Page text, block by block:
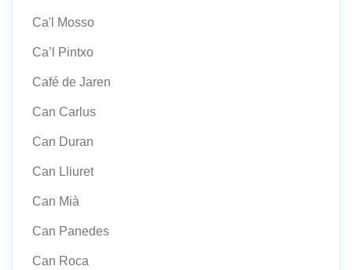
Ca'l Mosso
Ca’l Pintxo
Café de Jaren
Can Carlus
Can Duran
Can Lliuret
Can Mià
Can Panedes
Can Roca